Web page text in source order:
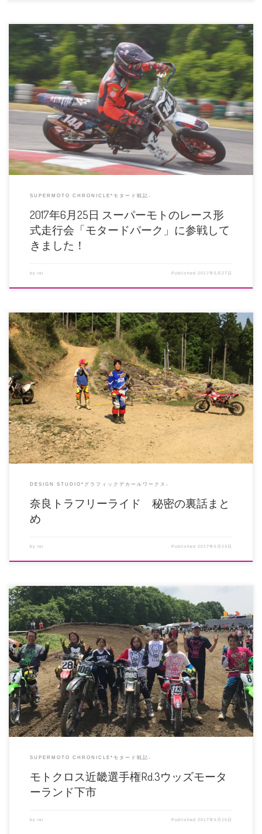
スーパーモトのエリア選手権Rd.2とモタードパークが併催されるとのことで、
北海道スクート合宿でお世話 […]
SUPERMOTO CHRONICLE*モタード戦記-
2017年6月25日 スーパーモトのレース形
式走行会「モタードパーク」に参戦して
きました！
by rei Published2017年6月27日
ひとまず、100名を越すたくさんの方にご参加いただきまして本当にありがと
うございました。 大きな怪我 […]
DESIGN STUDIO*グラフィックデカールワークス-
奈良トラフリーライド 秘密の裏話まと
め
by rei Published2017年5月23日
1週間前のエントリー締切を足の不調やモチベーションを理由にやり過ごして
いたのに、田中雅巳選手や植田翔 […]
SUPERMOTO CHRONICLE*モタード戦記-
モトクロス近畿選手権Rd.3ウッズモータ
ーランド下市
by rei Published2017年5月15日